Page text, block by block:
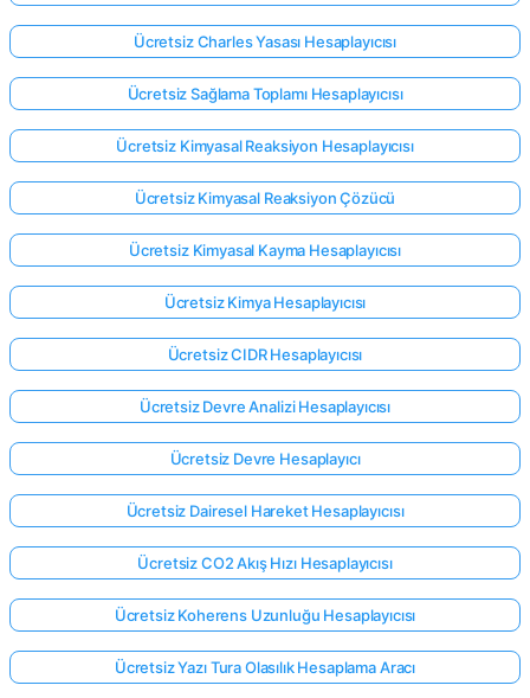
Ücretsiz Charles Yasası Hesaplayıcısı
Ücretsiz Sağlama Toplamı Hesaplayıcısı
Ücretsiz Kimyasal Reaksiyon Hesaplayıcısı
Ücretsiz Kimyasal Reaksiyon Çözücü
Ücretsiz Kimyasal Kayma Hesaplayıcısı
Ücretsiz Kimya Hesaplayıcısı
Ücretsiz CIDR Hesaplayıcısı
Ücretsiz Devre Analizi Hesaplayıcısı
Ücretsiz Devre Hesaplayıcı
Ücretsiz Dairesel Hareket Hesaplayıcısı
Ücretsiz CO2 Akış Hızı Hesaplayıcısı
Ücretsiz Koherens Uzunluğu Hesaplayıcısı
Ücretsiz Yazı Tura Olasılık Hesaplama Aracı